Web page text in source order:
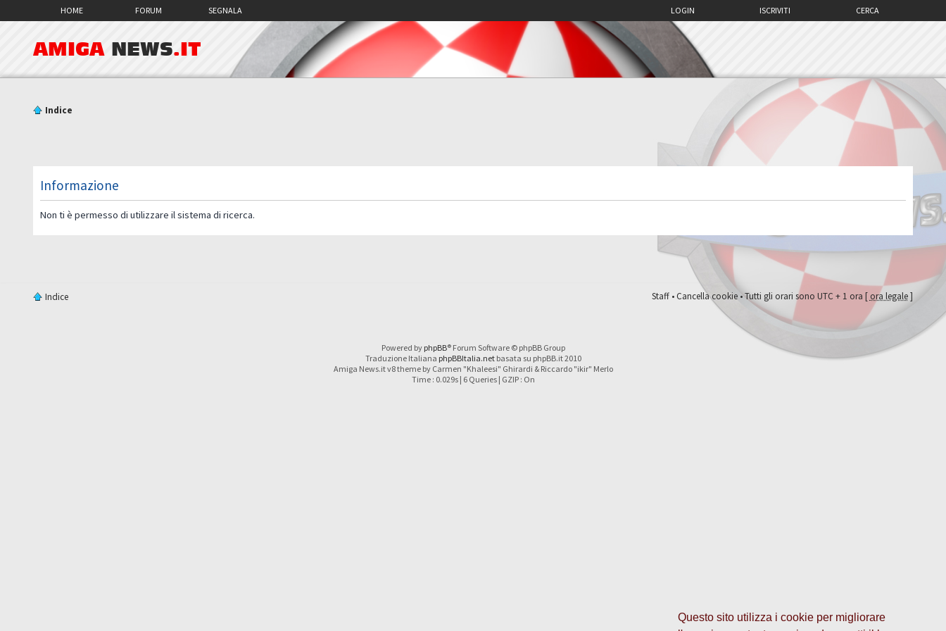
Questo sito utilizza i cookie per migliorare
HOME FORUM SEGNALA CERCA
ISCRIVITI
LOGIN
AMIGA NEWS.IT
Indice
Informazione
Non ti è permesso di utilizzare il sistema di ricerca.
Indice Staff•Cancella cookie• Tutti gli orari sono UTC + 1 ora [ ora legale]
Powered by phpBB® Forum Software © phpBB Group
Traduzione Italiana phpBBItalia.netbasata su phpBB.it 2010
Amiga News.it v8 theme by Carmen "Khaleesi" Ghirardi & Riccardo "ikir" Merlo
Time : 0.029s | 6 Queries | GZIP : On